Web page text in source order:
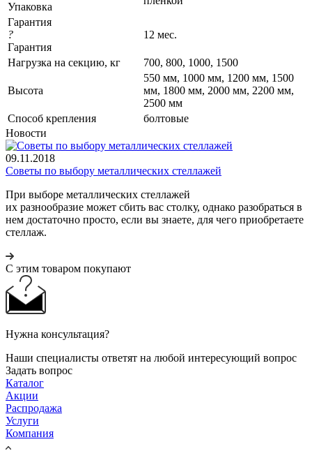
Упаковка
Гарантия
?
Гарантия
12 мес.
Нагрузка на секцию, кг 700, 800, 1000, 1500
Высота
550 мм, 1000 мм, 1200 мм, 1500
мм, 1800 мм, 2000 мм, 2200 мм,
2500 мм
Cпособ крепления
болтовые
Новости
09.11.2018
Советы по выбору металлических стеллажей
При выборе металлических стеллажей
их разнообразие может сбить вас столку, однако разобраться в
нем достаточно просто, если вы знаете, для чего приобретаете
стеллаж.
С этим товаром покупают
Нужна консультация?
Наши специалисты ответят на любой интересующий вопрос
Задать вопрос
Каталог
Акции
Распродажа
Услуги
Компания